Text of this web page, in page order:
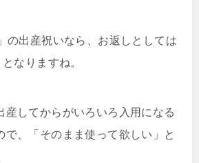
の出産祝いなら、お返しとしては
なりますね。
産してからがいろいろ入用になる
で、「そのまま使って欲しい」と